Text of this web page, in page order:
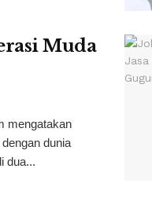
Muda
mengatakan
dunia
dua...